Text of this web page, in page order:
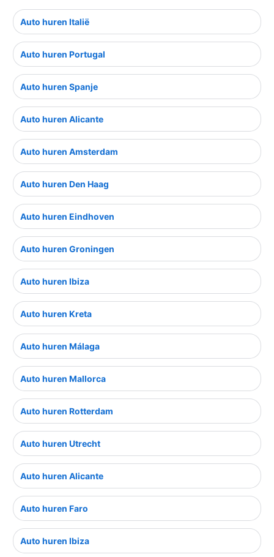
Auto huren Italië
Auto huren Portugal
Auto huren Spanje
Auto huren Alicante
Auto huren Amsterdam
Auto huren Den Haag
Auto huren Eindhoven
Auto huren Groningen
Auto huren Ibiza
Auto huren Kreta
Auto huren Málaga
Auto huren Mallorca
Auto huren Rotterdam
Auto huren Utrecht
Auto huren Alicante
Auto huren Faro
Auto huren Ibiza